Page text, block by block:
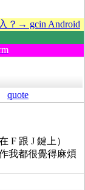
？→ gcin Android
quote
F 跟 J 鍵上）
我都很覺得麻煩